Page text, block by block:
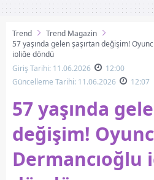
Trend
Trend Magazin
57 yaşında gelen şaşırtan değişim!
ipliğe döndü
Giriş Tarihi: 11.06.2026
12:00
Güncelleme Tarihi: 11.06.2026
12:07
57 yaşında
değişim!
Dermancıoğlu